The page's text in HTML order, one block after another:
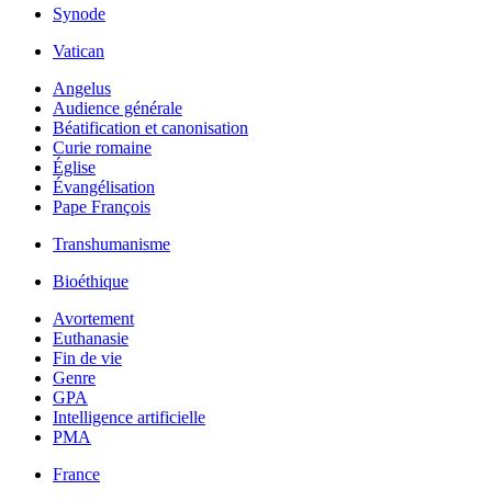
Synode
Vatican
Angelus
Audience générale
Béatification et canonisation
Curie romaine
Église
Évangélisation
Pape François
Transhumanisme
Bioéthique
Avortement
Euthanasie
Fin de vie
Genre
GPA
Intelligence artificielle
PMA
France